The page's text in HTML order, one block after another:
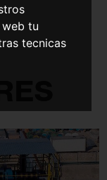
tu
tecnicas